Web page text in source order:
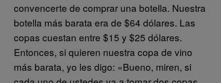
convencerte de comprar una botella. Nuestra
botella más barata era de $64 dólares. Las
copas cuestan entre $15 y $25 dólares.
Entonces, si quieren nuestra copa de vino
más barata, yo les digo: «Bueno, miren, si